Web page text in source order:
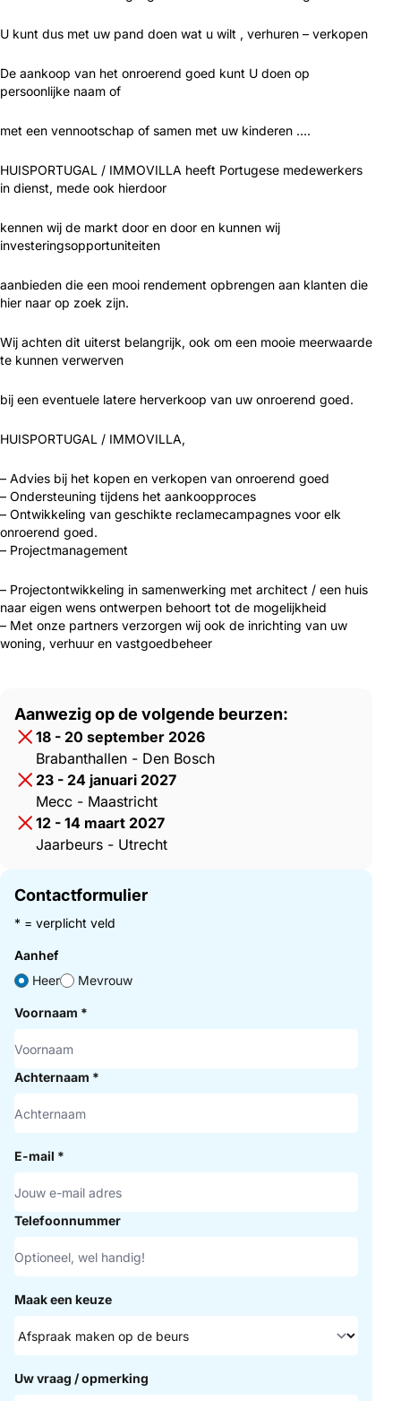
U kunt dus met uw pand doen wat u wilt , verhuren – verkopen
De aankoop van het onroerend goed kunt U doen op
persoonlijke naam of
met een vennootschap of samen met uw kinderen ….
HUISPORTUGAL / IMMOVILLA heeft Portugese medewerkers
in dienst, mede ook hierdoor
kennen wij de markt door en door en kunnen wij
investeringsopportuniteiten
aanbieden die een mooi rendement opbrengen aan klanten die
hier naar op zoek zijn.
Wij achten dit uiterst belangrijk, ook om een mooie meerwaarde
te kunnen verwerven
bij een eventuele latere herverkoop van uw onroerend goed.
HUISPORTUGAL / IMMOVILLA,
– Advies bij het kopen en verkopen van onroerend goed
– Ondersteuning tijdens het aankoopproces
– Ontwikkeling van geschikte reclamecampagnes voor elk
onroerend goed.
– Projectmanagement
– Projectontwikkeling in samenwerking met architect / een huis
naar eigen wens ontwerpen behoort tot de mogelijkheid
– Met onze partners verzorgen wij ook de inrichting van uw
woning, verhuur en vastgoedbeheer
Aanwezig op de volgende beurzen:
18 - 20 september 2026
Brabanthallen - Den Bosch
23 - 24 januari 2027
Mecc - Maastricht
12 - 14 maart 2027
Jaarbeurs - Utrecht
Contactformulier
* = verplicht veld
Aanhef
Heer
Mevrouw
Voornaam *
Achternaam *
E-mail *
Telefoonnummer
Maak een keuze
Uw vraag / opmerking